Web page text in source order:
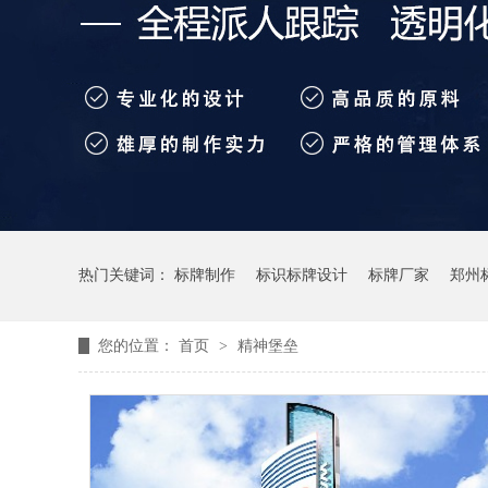
热门关键词： 标牌制作 标识标牌设计 标牌厂家 郑州
您的位置： 首页 > 精神堡垒